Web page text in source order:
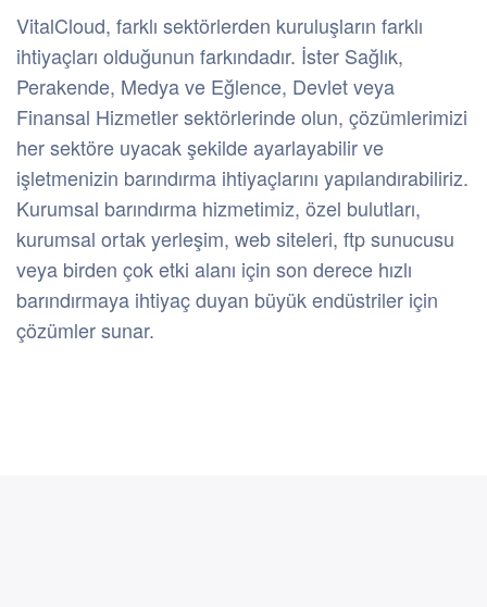
VitalCloud, farklı sektörlerden kuruluşların farklı
ihtiyaçları olduğunun farkındadır. İster Sağlık,
Perakende, Medya ve Eğlence, Devlet veya
Finansal Hizmetler sektörlerinde olun, çözümlerimizi
her sektöre uyacak şekilde ayarlayabilir ve
işletmenizin barındırma ihtiyaçlarını yapılandırabiliriz.
Kurumsal barındırma hizmetimiz, özel bulutları,
kurumsal ortak yerleşim, web siteleri, ftp sunucusu
veya birden çok etki alanı için son derece hızlı
barındırmaya ihtiyaç duyan büyük endüstriler için
çözümler sunar.